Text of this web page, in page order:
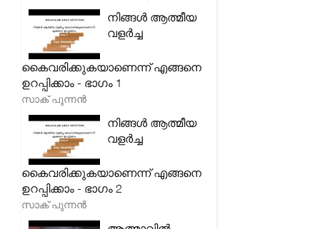
നിങ്ങൾ ആത്മീയ
വളർച്ച
കൈവരിക്കുകയാണെന്ന് എങ്ങനെ
ഉറപ്പിക്കാം - ഭാഗം 1
സാക് പുന്നൻ
നിങ്ങൾ ആത്മീയ
വളർച്ച
കൈവരിക്കുകയാണെന്ന് എങ്ങനെ
ഉറപ്പിക്കാം - ഭാഗം 2
സാക് പുന്നൻ